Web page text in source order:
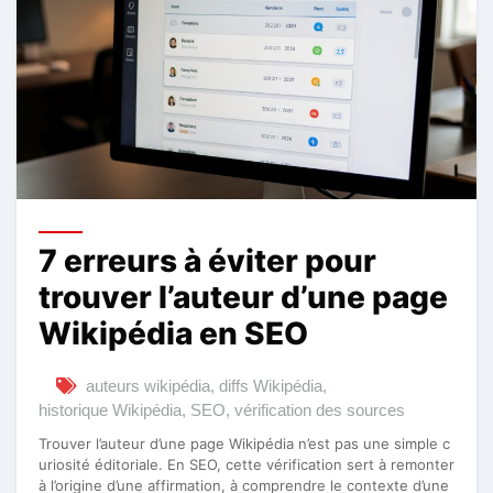
7 erreurs à éviter pour
trouver l’auteur d’une page
Wikipédia en SEO
auteurs wikipédia, diffs Wikipédia,
historique Wikipédia, SEO, vérification des sources
Trouver l’auteur d’une page Wikipédia n’est pas une simple c
uriosité éditoriale. En SEO, cette vérification sert à remonter
à l’origine d’une affirmation, à comprendre le contexte d’une